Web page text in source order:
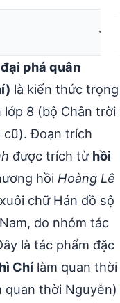
phá quân
là kiến thức trọng
8 (bộ Chân trời
cũ). Đoạn trích
được trích từ hồi
hồi Hoàng Lê
chữ Hán đồ sộ
do nhóm tác
là tác phẩm đặc
Chí làm quan thời
quan thời Nguyễn)